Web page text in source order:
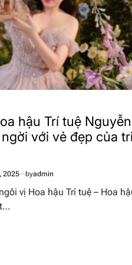
hậu Trí tuệ Nguyễn
với vẻ đẹp của
2025 byadmin
vị Hoa hậu Trí tuệ – Hoa